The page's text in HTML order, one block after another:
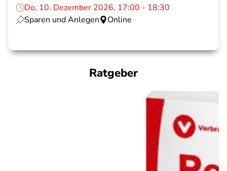
Do, 10. Dezember 2026, 17:00 - 18:30
Sparen und Anlegen
Online
Ratgeber